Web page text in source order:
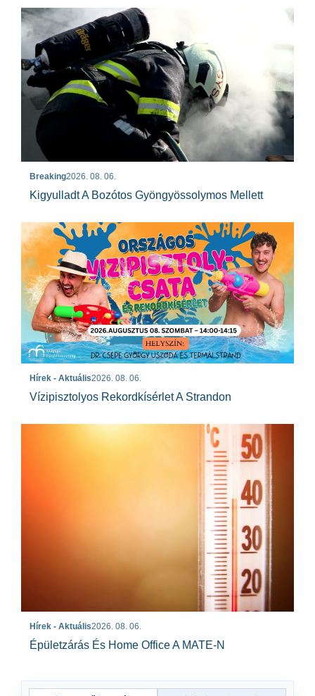
Breaking2026. 08. 06.
Kigyulladt A Bozótos Gyöngyössolymos Mellett
Hírek - Aktuális2026. 08. 06.
Vízipisztolyos Rekordkísérlet A Strandon
Hírek - Aktuális2026. 08. 06.
Épületzárás És Home Office A MATE-N